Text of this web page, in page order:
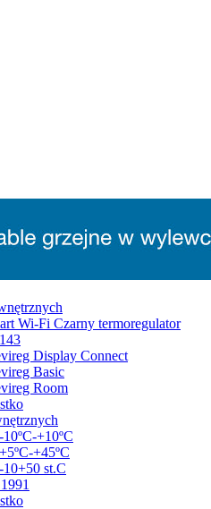
Wi-Fi Czarny termoregulator
Display Connect
Basic
Room
+10ºC
+45ºC
st.C